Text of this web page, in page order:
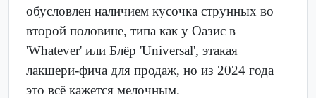
обусловлен наличием кусочка струнных во
второй половине, типа как у Оазис в
'Whatever' или Блёр 'Universal', этакая
лакшери-фича для продаж, но из 2024 года
это всё кажется мелочным.